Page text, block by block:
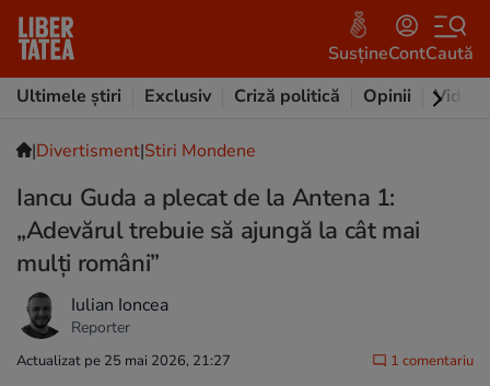
SusțineContCaută
Ultimele știri
Exclusiv Criză politică Opinii Video
|Divertisment|Stiri Mondene
Iancu Guda a plecat de la Antena 1:
„Adevărul trebuie să ajungă la cât mai
mulți români”
Iulian Ioncea
Reporter
Actualizat pe 25 mai 2026, 21:27 1 comentariu